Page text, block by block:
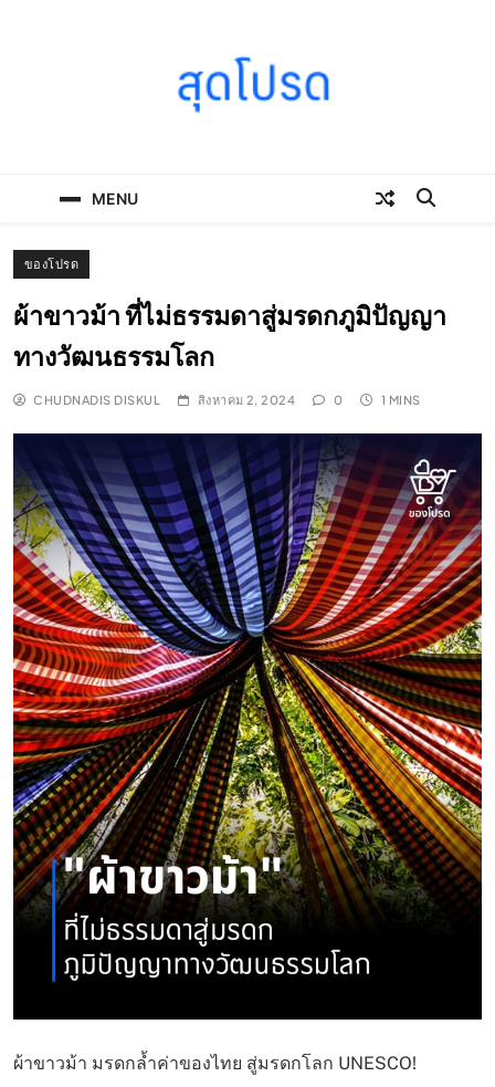
MENU
ของโปรด
ผ้าขาวม้า ที่ไม่ธรรมดาสู่มรดกภูมิปัญญา
ทางวัฒนธรรมโลก
CHUDNADIS DISKUL สิงหาคม 2, 2024 0 1 MINS
ผ้าขาวม้า มรดกล้ำค่าของไทย สู่มรดกโลก UNESCO!